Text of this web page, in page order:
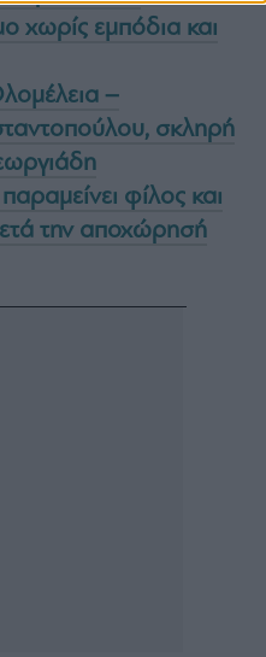
χωρίς εμπόδια και
–
σκληρή
φίλος και
την αποχώρησή